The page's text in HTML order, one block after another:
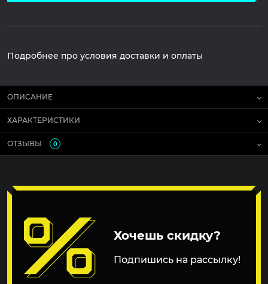
Подробнее про условия доставки и оплаты
ОПИСАНИЕ
ХАРАКТЕРИСТИКИ
ОТЗЫВЫ 0
Хочешь скидку?
Подпишись на рассылку!